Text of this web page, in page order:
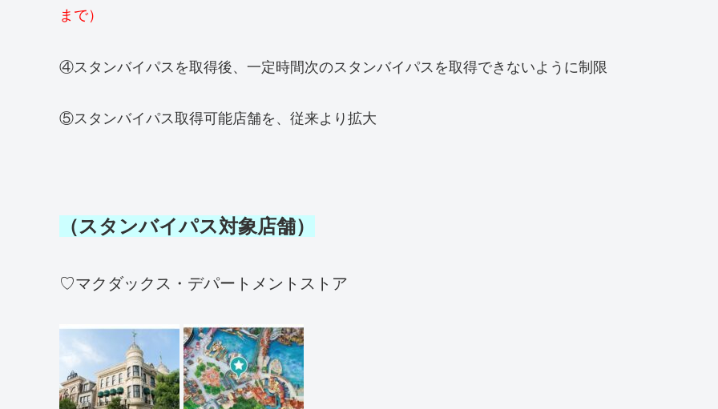
まで）
④スタンバイパスを取得後、一定時間次のスタンバイパスを取得できないように制限
⑤スタンバイパス取得可能店舗を、従来より拡大
（スタンバイパス対象店舗）
♡マクダックス・デパートメントストア